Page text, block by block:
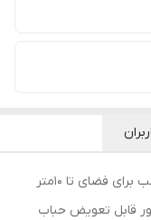
قابل تعویض حباب